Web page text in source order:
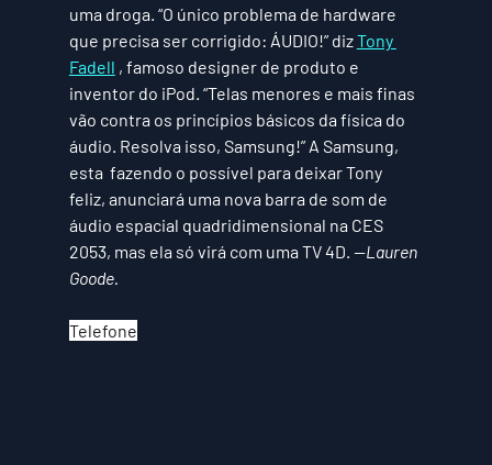
uma droga. “O único problema de hardware
que precisa ser corrigido: ÁUDIO!” diz Tony
Fadell , famoso designer de produto e
inventor do iPod. “Telas menores e mais finas
vão contra os princípios básicos da física do
áudio. Resolva isso, Samsung!” A Samsung,
esta  fazendo o possível para deixar Tony
feliz, anunciará uma nova barra de som de
áudio espacial quadridimensional na CES
2053, mas ela só virá com uma TV 4D. —Lauren
Goode.
Telefone